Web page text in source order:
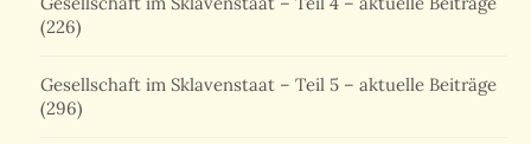
(226)
Gesellschaft im Sklavenstaat – Teil 5 – aktuelle Beiträge
(296)